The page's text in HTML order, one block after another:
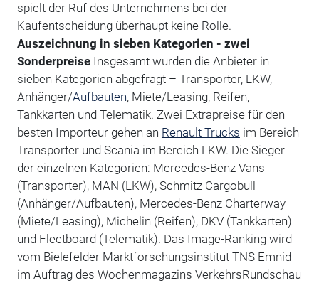
spielt der Ruf des Unternehmens bei der
Kaufentscheidung überhaupt keine Rolle.
Auszeichnung in sieben Kategorien - zwei
SonderpreiseInsgesamt wurden die Anbieter in
sieben Kategorien abgefragt – Transporter, LKW,
Anhänger/Aufbauten, Miete/Leasing, Reifen,
Tankkarten und Telematik. Zwei Extrapreise für den
besten Importeur gehen an Renault Trucks im Bereich
Transporter und Scania im Bereich LKW. Die Sieger
der einzelnen Kategorien: Mercedes-Benz Vans
(Transporter), MAN (LKW), Schmitz Cargobull
(Anhänger/Aufbauten), Mercedes-Benz Charterway
(Miete/Leasing), Michelin (Reifen), DKV (Tankkarten)
und Fleetboard (Telematik). Das Image-Ranking wird
vom Bielefelder Marktforschungsinstitut TNS Emnid
im Auftrag des Wochenmagazins VerkehrsRundschau